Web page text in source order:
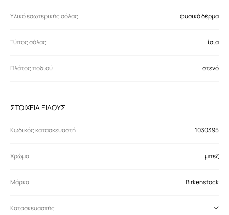
Υλικό εσωτερικής σόλας φυσικό δέρμα
Τύπος σόλας ίσια
Πλάτος ποδιού στενό
ΣΤΟΙΧΕΙΑ ΕΙΔΟΥΣ
Κωδικός κατασκευαστή 1030395
Χρώμα μπεζ
Μάρκα Birkenstock
Κατασκευαστής